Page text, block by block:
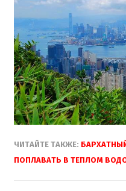
ЧИТАЙТЕ ТАКЖЕ:
ПОПЛАВАТЬ В ТЕПЛОМ